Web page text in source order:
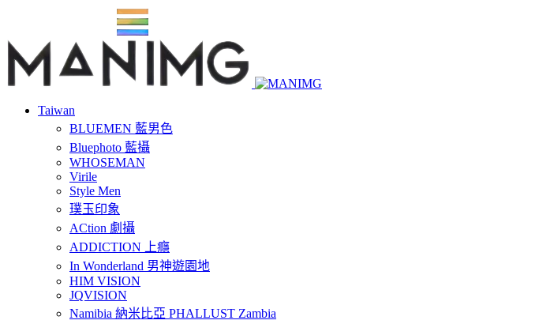
Taiwan
BLUEMEN 藍男色
Bluephoto 藍攝
WHOSEMAN
Virile
Style Men
璞玉印象
ACtion 劇攝
ADDICTION 上癮
In Wonderland 男神遊園地
HIM VISION
JQVISION
Namibia 納米比亞 PHALLUST Zambia